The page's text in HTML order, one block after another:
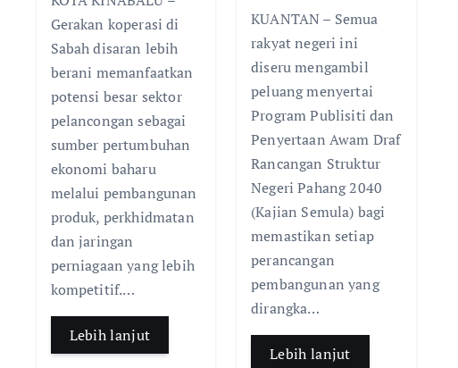
e
b
o
o
k
at
s
A
p
p
Gerakan koperasi di
Sabah disaran lebih
berani memanfaatkan
potensi besar sektor
pelancongan sebagai
sumber pertumbuhan
ekonomi baharu
melalui pembangunan
produk, perkhidmatan
dan jaringan
perniagaan yang lebih
kompetitif.…
Lebih lanjut
e
b
o
o
k
at
s
A
p
p
KUANTAN – Semua
rakyat negeri ini
diseru mengambil
peluang menyertai
Program Publisiti dan
Penyertaan Awam Draf
Rancangan Struktur
Negeri Pahang 2040
(Kajian Semula) bagi
memastikan setiap
perancangan
pembangunan yang
dirangka…
Lebih lanjut